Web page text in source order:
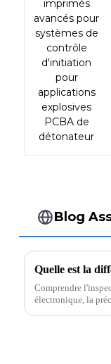
Blog
Quelle est la
Comprendre
électronique, la